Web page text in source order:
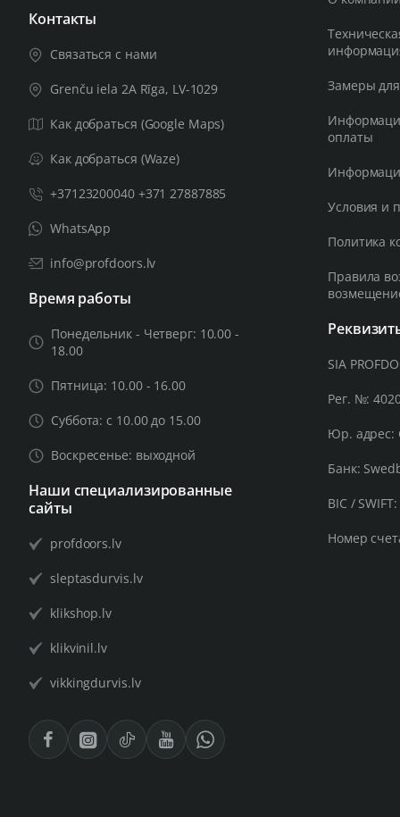
Контакты
Связаться с нами
Grenču iela 2A Rīga, LV-1029
Как добраться (Google Maps)
Как добраться (Waze)
+37123200040 +371 27887885
WhatsApp
info@profdoors.lv
Время работы
Понедельник - Четверг: 10.00 -
18.00
Пятница: 10.00 - 16.00
Суббота: с 10.00 до 15.00
Воскресенье: выходной
Наши специализированные
сайты
profdoors.lv
sleptasdurvis.lv
klikshop.lv
klikvinil.lv
vikkingdurvis.lv
Замеры для
оплаты
Условия и
Политика
Правила
SIA
Рег. №:
Юр. адрес:
Банк:
BIC /
Номер